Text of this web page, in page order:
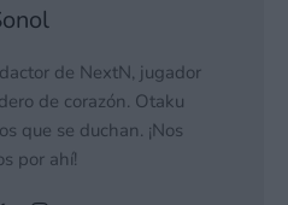
de NextN, jugador
de corazón. Otaku
que se duchan. ¡Nos
por ahí!